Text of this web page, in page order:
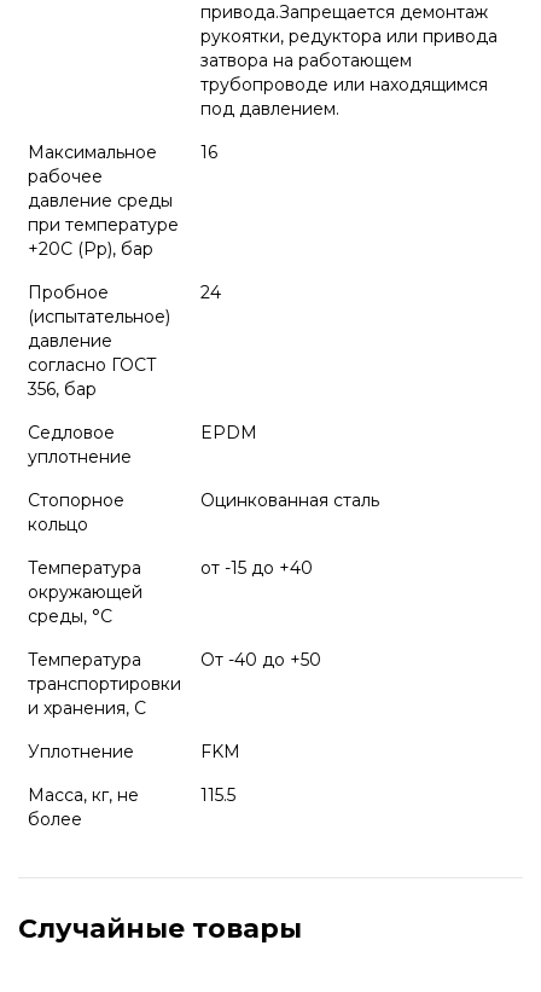
привода.Запрещается демонтаж
рукоятки, редуктора или привода
затвора на работающем
трубопроводе или находящимся
под давлением.
Максимальное
рабочее
давление среды
при температуре
+20С (Рр), бар
16
Пробное
(испытательное)
давление
согласно ГОСТ
356, бар
24
Седловое
уплотнение
EPDM
Стопорное
кольцо
Оцинкованная сталь
Температура
окружающей
среды, °С
от -15 до +40
Температура
транспортировки
и хранения, С
От -40 до +50
Уплотнение
FKM
Масса, кг, не
более
115.5
Случайные товары